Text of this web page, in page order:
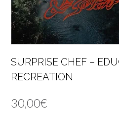
SURPRISE CHEF –
RECREATION
30,00€